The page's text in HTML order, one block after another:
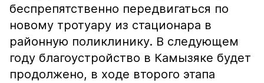
беспрепятственно передвигаться по
новому тротуару из стационара в
районную поликлинику. В следующем
году благоустройство в Камызяке будет
продолжено, в ходе второго этапа